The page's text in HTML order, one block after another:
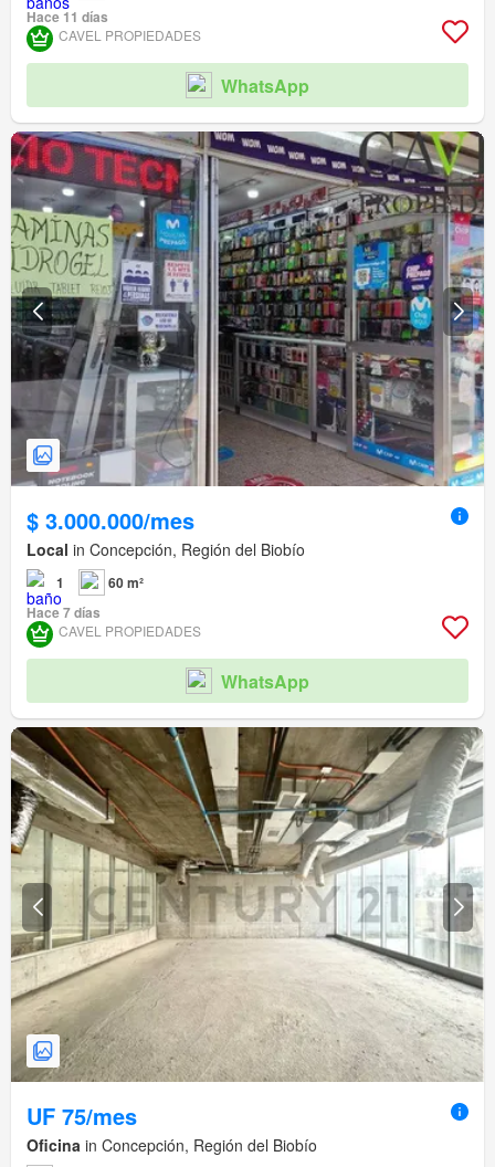
Hace 11 días
CAVEL PROPIEDADES
WhatsApp
$ 3.000.000/mes
Local in Concepción, Región del Biobío
1
60 m²
Hace 7 días
CAVEL PROPIEDADES
WhatsApp
UF 75/mes
Oficina in Concepción, Región del Biobío